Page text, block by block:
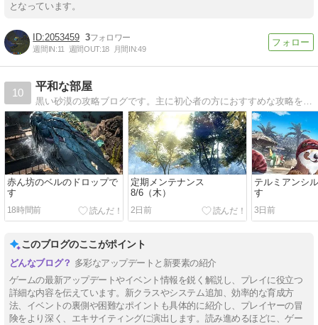
となっています。
2053459 3
週間IN:11 週間OUT:18 月間IN:49
10
平和な部屋
黒い砂漠の攻略ブログです。主に初心者の方におすすめな攻略を紹介出来たらなと思います。
赤ん坊のベルのドロップで
す
18時間前
定期メンテナンス
8/6（木）
2日前
テルミアンシ
す
3日前
このブログのここがポイント
多彩なアップデートと新要素の紹介
ゲームの最新アップデートやイベント情報を鋭く解説し、プレイに役立つ
詳細な内容を伝えています。新クラスやシステム追加、効率的な育成方
法、イベントの裏側や困難なポイントも具体的に紹介し、プレイヤーの冒
険をより深く、エキサイティングに演出します。読み進めるほどに、ゲー